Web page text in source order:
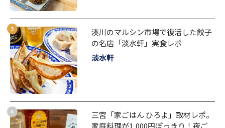
湊川のマルシン市場で復活した餃子
の名店「淡水軒」実食レポ
淡水軒
三宮「家ごはん ひろよ」取材レポ。